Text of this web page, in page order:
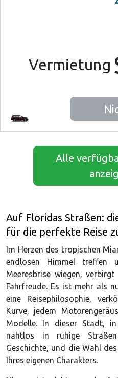
Vermietung
Alle
Auf Floridas Straßen:
für die perfekte Reise
Im Herzen des tropischen
endlosen Himmel
Meeresbrise wiegen,
Fahrfreude. Es ist mehr als
eine Reisephilosophie,
Kurve, jedem
Modelle. In dieser Stadt,
nahtlos in ruhige
Geschichte, und die Wahl
Ihres eigenen Charakters.